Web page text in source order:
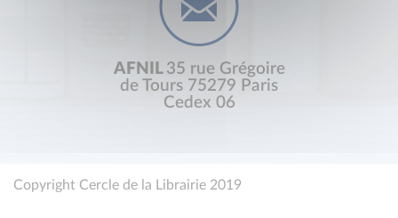
AFNIL 35 rue Grégoire
de Tours 75279 Paris
Cedex 06
Copyright Cercle de la Librairie 2019